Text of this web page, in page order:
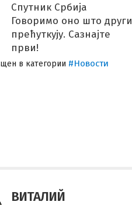
Спутник Србија
Говоримо оно што други
прећуткују. Сазнајте
први!
в категории #Новости
ВИТАЛИЙ